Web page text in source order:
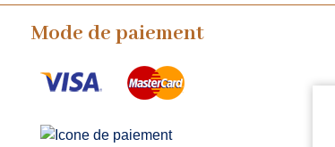
Mode de paiement